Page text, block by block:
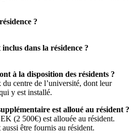
?
dans la résidence ?
à la disposition des résidents ?
du centre de l’université, dont leur
y est installé.
est alloué au résident ?
(2 500€) est allouée au résident.
être fournis au résident.